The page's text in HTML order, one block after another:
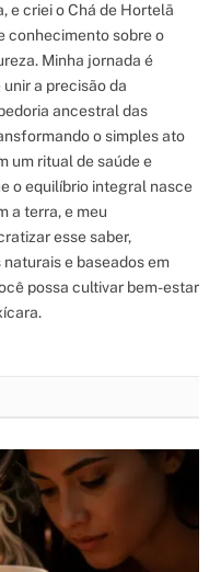
e criei o Chá de Hortelã
conhecimento sobre o
Minha jornada é
a precisão da
ancestral das
o simples ato
um ritual de saúde e
o equilíbrio integral nasce
a terra, e meu
esse saber,
e baseados em
possa cultivar bem-estar